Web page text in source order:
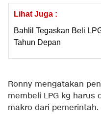
Lihat Juga :
Bahlil Tegaskan Beli
Tahun Depan
Ronny mengatakan
membeli LPG kg harus
makro dari